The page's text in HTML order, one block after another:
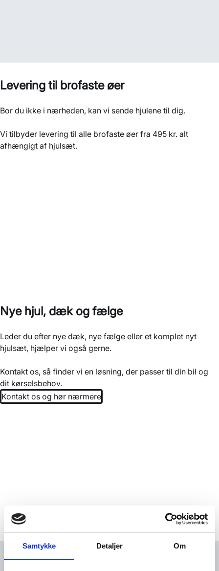
Samtykke Detaljer Om
Levering til brofaste øer
Bor du ikke i nærheden, kan vi sende hjulene til dig.
Vi tilbyder levering til alle brofaste øer fra 495 kr. alt
afhængigt af hjulsæt.
Nye hjul, dæk og fælge
Leder du efter nye dæk, nye fælge eller et komplet nyt
hjulsæt, hjælper vi også gerne.
Kontakt os, så finder vi en løsning, der passer til din bil og
dit kørselsbehov.
Kontakt os og hør nærmere
Søg efter hjul til din bil